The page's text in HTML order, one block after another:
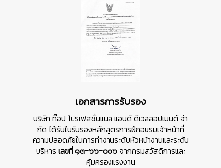
เอกสารการรับรอง
บริษัท ท๊อป โปรเฟสชั่นแนล แอนด์ ดีเวลลอปเมนต์ จํา
กัด ได้รับใบรับรองหลักสูตรการฝึกอบรมเจ้าหน้าที่
ความปลอดภัยในการทำงานระดับหัวหน้างานและระดับ
บริหาร เลขที่ ๑๓-๖๖-๐๐๖ จากกรมสวัสดิการและ
คุ้มครองแรงงาน